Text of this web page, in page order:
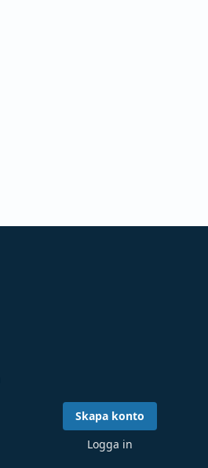
Skapa konto
Logga in